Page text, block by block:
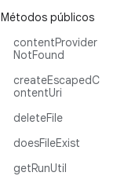
Métodos públicos
contentProvider
NotFound
createEscapedC
ontentUri
deleteFile
doesFileExist
getRunUtil